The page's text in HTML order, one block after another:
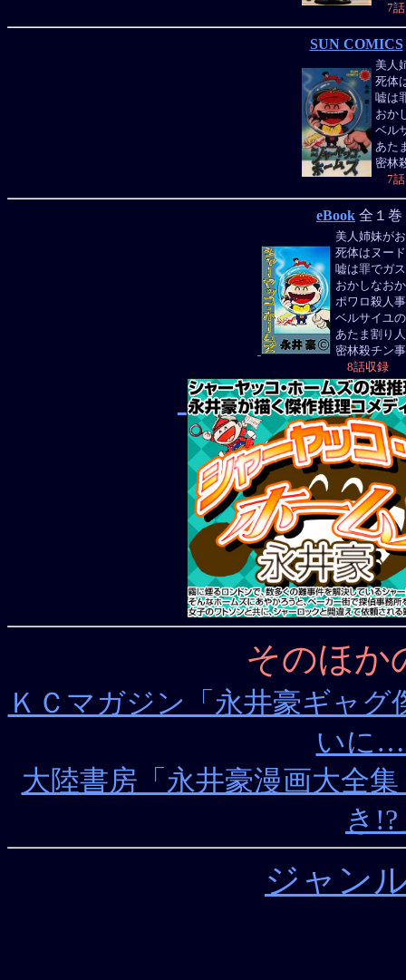
7話
SUN COMICS
美人
死体
嘘は
おか
ベル
あた
密林
7話
eBook 全１巻
美人姉妹が
死体はヌー
嘘は罪でガ
おかしなお
ポワロ殺人
ベルサイユ
あたま割り
密林殺チン
8話収録
そのほか
ＫＣマガジン「永井豪ギャグ
いに
大陸書房「永井豪漫画大全
き!?
ジャン